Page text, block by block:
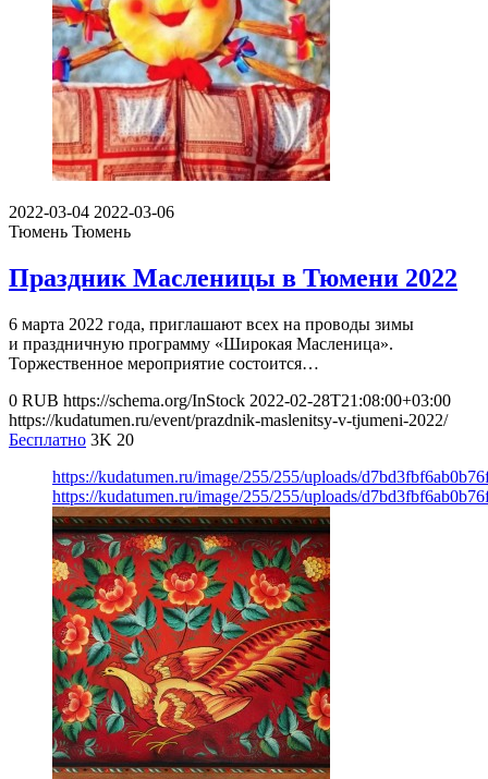
2022-03-04 2022-03-06
Тюмень Тюмень
Праздник Масленицы в Тюмени 2022
6 марта 2022 года, приглашают всех на проводы зимы
и праздничную программу «Широкая Масленица».
Торжественное мероприятие состоится…
0 RUB https://schema.org/InStock 2022-02-28T21:08:00+03:00
https://kudatumen.ru/event/prazdnik-maslenitsy-v-tjumeni-2022/
Бесплатно 3K 20
https://kudatumen.ru/image/255/255/uploads/
https://kudatumen.ru/image/255/255/uploads/